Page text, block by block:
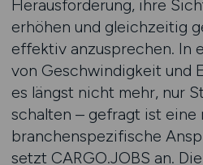
Herausforderung, ihre
erhöhen und gleichzeitig
effektiv anzusprechen. In
von Geschwindigkeit und
es längst nicht mehr, nur
schalten – gefragt ist eine
branchenspezifische
setzt CARGO.JOBS an.